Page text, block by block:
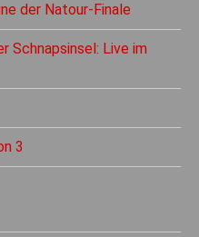
der Natour-Finale
Schnapsinsel: Live im
3